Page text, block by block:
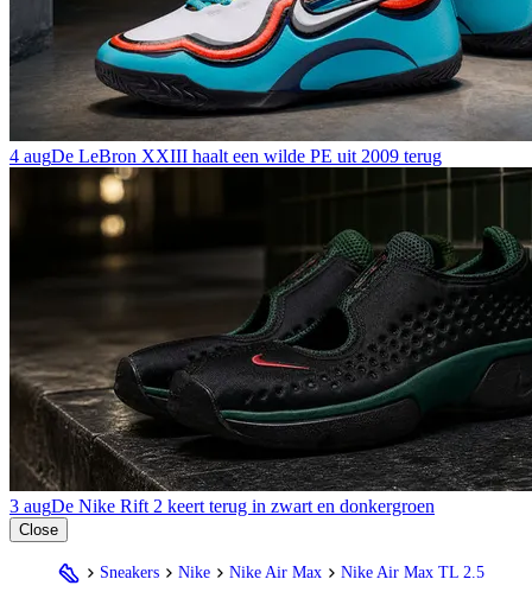
4 augDe LeBron XXIII haalt een wilde PE uit 2009 terug
3 augDe Nike Rift 2 keert terug in zwart en donkergroen
Close
Sneakers Nike Nike Air Max Nike Air Max TL 2.5